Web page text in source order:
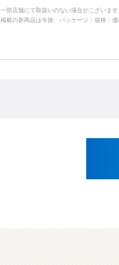
一部店舗にて取扱いのない場合がございます
掲載の新商品は今後、パッケージ・規格・